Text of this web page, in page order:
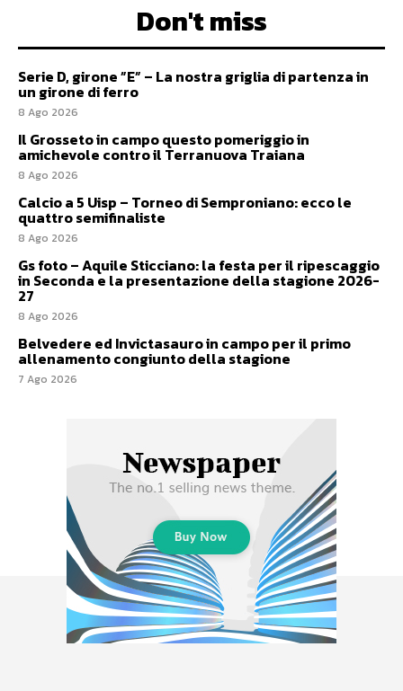
Don't miss
Serie D, girone ”E” – La nostra griglia di partenza in
un girone di ferro
8 Ago 2026
Il Grosseto in campo questo pomeriggio in
amichevole contro il Terranuova Traiana
8 Ago 2026
Calcio a 5 Uisp – Torneo di Semproniano: ecco le
quattro semifinaliste
8 Ago 2026
Gs foto – Aquile Sticciano: la festa per il ripescaggio
in Seconda e la presentazione della stagione 2026-
27
8 Ago 2026
Belvedere ed Invictasauro in campo per il primo
allenamento congiunto della stagione
7 Ago 2026